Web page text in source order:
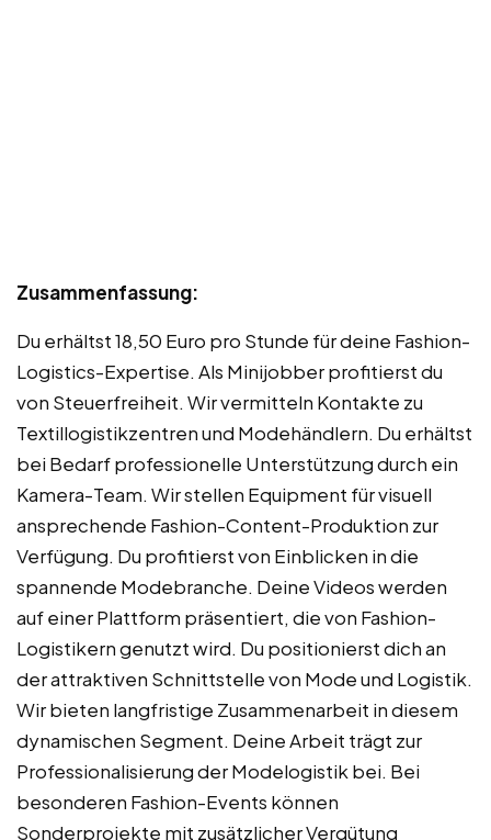
Zusammenfassung:
Du erhältst 18,50 Euro pro Stunde für deine Fashion-
Logistics-Expertise. Als Minijobber profitierst du
von Steuerfreiheit. Wir vermitteln Kontakte zu
Textillogistikzentren und Modehändlern. Du erhältst
bei Bedarf professionelle Unterstützung durch ein
Kamera-Team. Wir stellen Equipment für visuell
ansprechende Fashion-Content-Produktion zur
Verfügung. Du profitierst von Einblicken in die
spannende Modebranche. Deine Videos werden
auf einer Plattform präsentiert, die von Fashion-
Logistikern genutzt wird. Du positionierst dich an
der attraktiven Schnittstelle von Mode und Logistik.
Wir bieten langfristige Zusammenarbeit in diesem
dynamischen Segment. Deine Arbeit trägt zur
Professionalisierung der Modelogistik bei. Bei
besonderen Fashion-Events können
Sonderprojekte mit zusätzlicher Vergütung